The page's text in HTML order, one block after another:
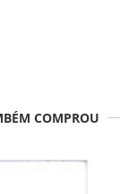
COMPROU